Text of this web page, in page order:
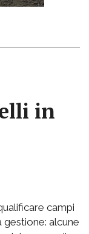
in
campi
alcune